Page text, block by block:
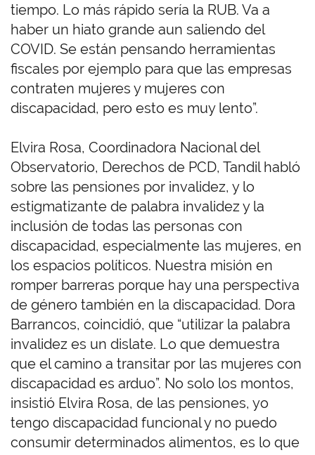
tiempo. Lo más rápido sería la RUB. Va a
haber un hiato grande aun saliendo del
COVID. Se están pensando herramientas
fiscales por ejemplo para que las empresas
contraten mujeres y mujeres con
discapacidad, pero esto es muy lento”.
Elvira Rosa, Coordinadora Nacional del
Observatorio, Derechos de PCD, Tandil habló
sobre las pensiones por invalidez, y lo
estigmatizante de palabra invalidez y la
inclusión de todas las personas con
discapacidad, especialmente las mujeres, en
los espacios políticos. Nuestra misión en
romper barreras porque hay una perspectiva
de género también en la discapacidad. Dora
Barrancos, coincidió, que “utilizar la palabra
invalidez es un dislate. Lo que demuestra
que el camino a transitar por las mujeres con
discapacidad es arduo”. No solo los montos,
insistió Elvira Rosa, de las pensiones, yo
tengo discapacidad funcional y no puedo
consumir determinados alimentos, es lo que